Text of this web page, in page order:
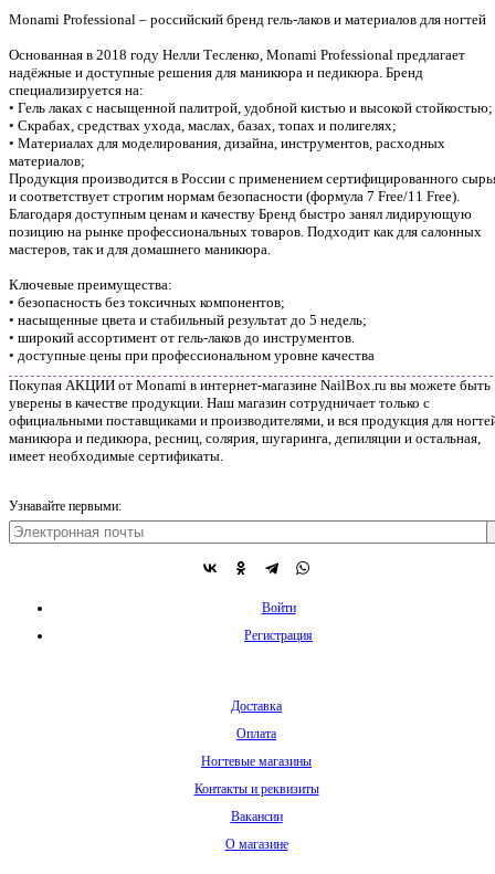
Monami Professional – российский бренд гель-лаков и материалов для ногтей
Основанная в 2018 году Нелли Тесленко, Monami Professional предлагает
надёжные и доступные решения для маникюра и педикюра. Бренд
специализируется на:
• Гель лаках с насыщенной палитрой, удобной кистью и высокой стойкостью;
• Скрабах, средствах ухода, маслах, базах, топах и полигелях;
• Материалах для моделирования, дизайна, инструментов, расходных
материалов;
Продукция производится в России с применением сертифицированного
и соответствует строгим нормам безопасности (формула 7 Free/11 Free).
Благодаря доступным ценам и качеству Бренд быстро занял лидирующую
позицию на рынке профессиональных товаров. Подходит как для салонных
мастеров, так и для домашнего маникюра.
Ключевые преимущества:
• безопасность без токсичных компонентов;
• насыщенные цвета и стабильный результат до 5 недель;
• широкий ассортимент от гель-лаков до инструментов.
• доступные цены при профессиональном уровне качества
Покупая АКЦИИ от Monami в интернет-магазине NailBox.ru вы можете быть
уверены в качестве продукции. Наш магазин сотрудничает только с
официальными поставщиками и производителями, и вся продукция для
маникюра и педикюра, ресниц, солярия, шугаринга, депиляции и остальная,
имеет необходимые сертификаты.
Узнавайте первыми:
Войти
Регистрация
Доставка
Оплата
Ногтевые магазины
Контакты и реквизиты
Вакансии
О магазине